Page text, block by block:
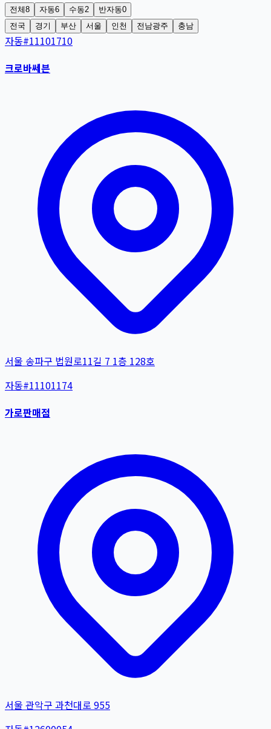
전체8 자동6 수동2 반자동0
전국
경기 부산 서울 인천 전남광주 충남
자동#11101710
크로바쎄븐
서울 송파구 법원로11길 7 1층 128호
자동#11101174
가로판매점
서울 관악구 과천대로 955